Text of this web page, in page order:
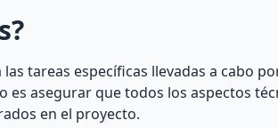
tareas específicas llevadas a cabo
asegurar que todos los aspectos
en el proyecto.